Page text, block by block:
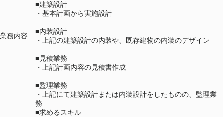
業務内容
■建築設計
・基本計画から実施設計
■内装設計
・上記の建築設計の内装や、既存建物の内装のデザイン
■見積業務
・上記計画内容の見積書作成
■監理業務
・上記にて建築設計または内装設計をしたものの、監理業
務
■求めるスキル